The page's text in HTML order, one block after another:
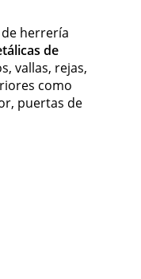
herrería
de
vallas, rejas,
como
puertas de